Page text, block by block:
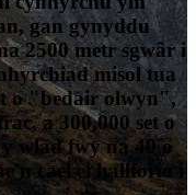
gan gynyddu
2500 metr sgwâr i
misol tua
o "bedair olwyn",
a 300,000 set o
wlad fwy na 40 o
cael ei hallforio i